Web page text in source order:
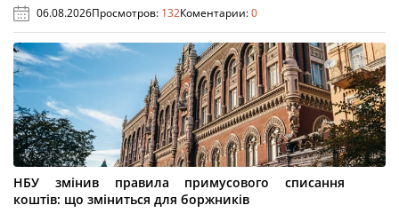
06.08.2026Просмотров: 132Коментарии:0
НБУ змінив правила примусового списання
коштів: що зміниться для боржників